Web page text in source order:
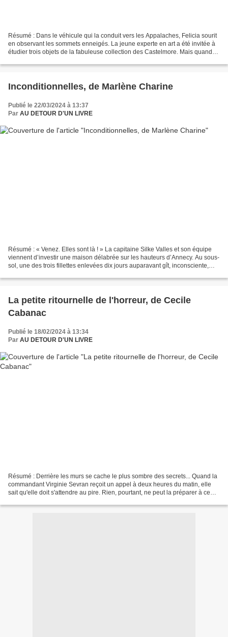
Résumé : Dans le véhicule qui la conduit vers les Appalaches, Felicia sourit
en observant les sommets enneigés. La jeune experte en art a été invitée à
étudier trois objets de la fabuleuse collection des Castelmore. Mais quand
Inconditionnelles, de Marlène Charine
Publié le 22/03/2024 à 13:37
Par AU DETOUR D'UN LIVRE
Résumé : « Venez. Elles sont là ! » La capitaine Silke Valles et son équipe
viennent d’investir une maison délabrée sur les hauteurs d’Annecy. Au sous-
sol, une des trois fillettes enlevées dix jours auparavant gît, inconsciente,
La petite ritournelle de l'horreur, de Cecile
Cabanac
Publié le 18/02/2024 à 13:34
Par AU DETOUR D'UN LIVRE
Résumé : Derrière les murs se cache le plus sombre des secrets... Quand la
commandant Virginie Sevran reçoit un appel à deux heures du matin, elle
sait qu'elle doit s'attendre au pire. Rien, pourtant, ne peut la préparer à ce